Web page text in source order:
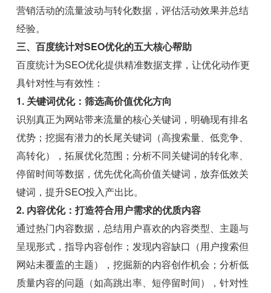
营销活动的流量波动与转化数据，评估活动效果并总结
经验。
三、百度统计对SEO优化的五大核心帮助
百度统计为SEO优化提供精准数据支撑，让优化动作更
具针对性与有效性：
1. 关键词优化：筛选高价值优化方向
识别真正为网站带来流量的核心关键词，明确现有排名
优势；挖掘有潜力的长尾关键词（高搜索量、低竞争、
高转化），拓展优化范围；分析不同关键词的转化率、
停留时间等数据，优先优化高价值关键词，放弃低效关
键词，提升SEO投入产出比。
2. 内容优化：打造符合用户需求的优质内容
通过热门内容数据，总结用户喜欢的内容类型、主题与
呈现形式，指导内容创作；发现内容缺口（用户搜索但
网站未覆盖的主题），挖掘新的内容创作机会；分析低
质量内容的问题（如高跳出率、短停留时间），针对性